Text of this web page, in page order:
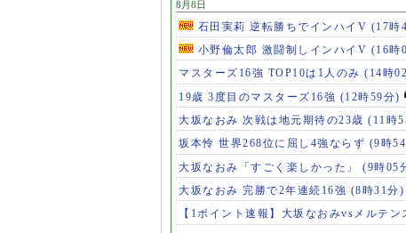
8月8日
石田実莉 逆転勝ちでインハイV (17時
小野倫太郎 激闘制しインハイV (16時
マスターズ16強 TOP10は1人のみ (14時
19歳 3度目のマスターズ16強 (12時59分)
大坂なおみ 次戦は地元期待の23歳 (11時
坂本怜 世界268位に屈し4強ならず (9時
大坂なおみ「すごく楽しかった」 (9時05
大坂なおみ 完勝で2年連続16強 (8時31分)
【1ポイント速報】大坂なおみvsメルテン